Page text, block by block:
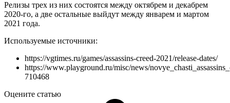
Релизы трех из них состоятся между октябрем и декабрем
2020-го, а две остальные выйдут между январем и мартом
2021 года.
Используемые источники:
https://vgtimes.ru/games/assassins-creed-2021/release-dates/
https://www.playground.ru/misc/news/
710468
Оцените статью